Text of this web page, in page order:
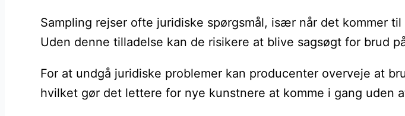
Sampling rejser ofte juridiske spørgsmål, især når det kommer
Uden denne tilladelse kan de risikere at blive sagsøgt for brud
For at undgå juridiske problemer kan producenter overveje at
hvilket gør det lettere for nye kunstnere at komme i gang uden